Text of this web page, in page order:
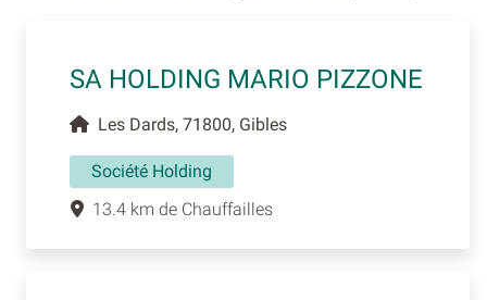
SA HOLDING MARIO PIZZONE
Les Dards, 71800, Gibles
Société Holding
13.4 km de Chauffailles